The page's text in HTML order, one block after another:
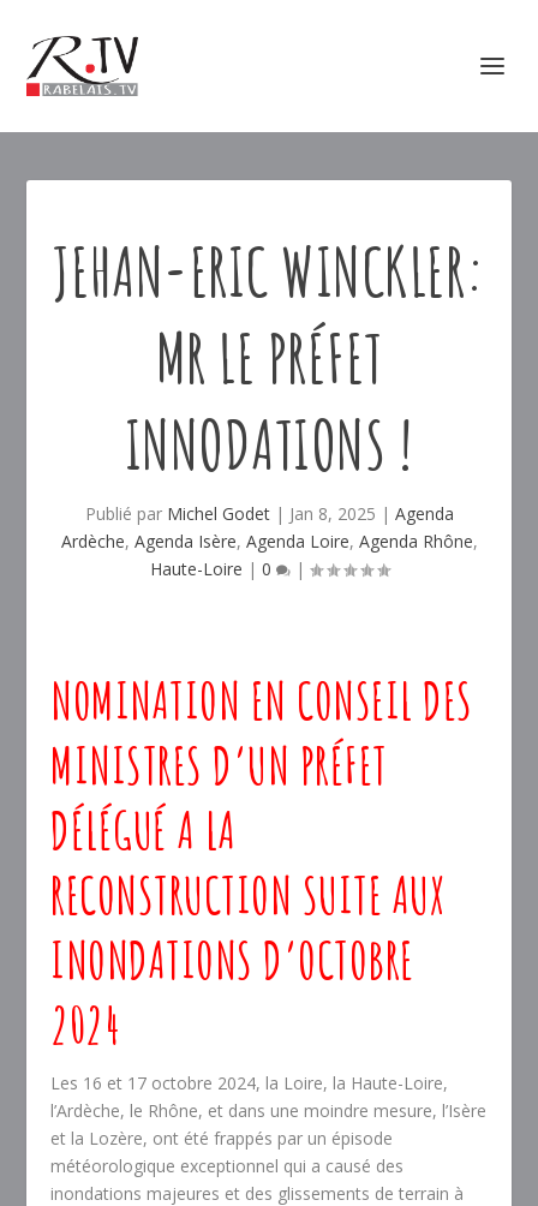
JEHAN-ERIC WINCKLER:
MR LE PRÉFET
INNODATIONS !
Publié par Michel Godet| Jan 8, 2025 | Agenda
Ardèche, Agenda Isère, Agenda Loire, Agenda Rhône,
Haute-Loire | 0 |
NOMINATION EN CONSEIL DES
MINISTRES D’UN PRÉFET
DÉLÉGUÉ A LA
RECONSTRUCTION SUITE AUX
INONDATIONS D’OCTOBRE
2024
Les 16 et 17 octobre 2024, la Loire, la Haute-Loire,
l’Ardèche, le Rhône, et dans une moindre mesure, l’Isère
et la Lozère, ont été frappés par un épisode
météorologique exceptionnel qui a causé des
inondations majeures et des glissements de terrain à